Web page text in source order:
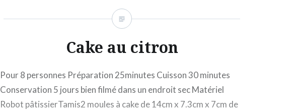
Cake au citron
Pour 8 personnes Préparation 25minutes Cuisson 30 minutes
Conservation 5 jours bien filmé dans un endroit sec Matériel
Robot pâtissierTamis2 moules à cake de 14cm x 7.3cm x 7cm de